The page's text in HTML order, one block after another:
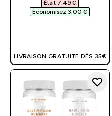
Était 7,49 €‎
Économisez 3,00 €‎
LIVRAISON GRATUITE DÈS 35€